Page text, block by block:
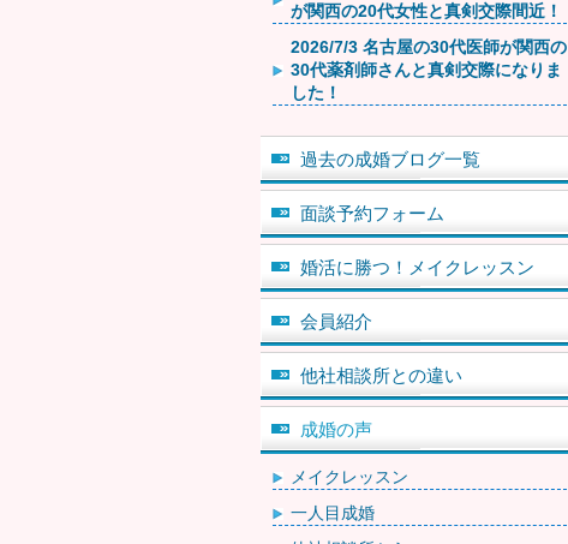
が関西の20代女性と真剣交際間近！
2026/7/3 名古屋の30代医師が関西の
30代薬剤師さんと真剣交際になりま
した！
過去の成婚ブログ一覧
面談予約フォーム
婚活に勝つ！メイクレッスン
会員紹介
他社相談所との違い
成婚の声
メイクレッスン
一人目成婚